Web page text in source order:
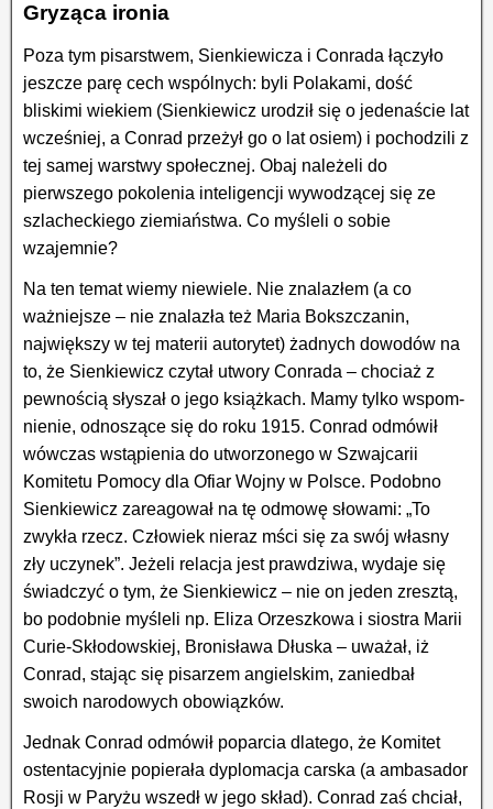
Gryząca ironia
Poza tym pisarstwem, Sienkiewicza i Conrada łączyło
jeszcze parę cech wspólnych: byli Polakami, dość
bliskimi wiekiem (Sienkiewicz urodził się o jedenaście lat
wcześniej, a Conrad przeżył go o lat osiem) i pochodzili z
tej samej warstwy społecznej. Obaj należeli do
pierwszego pokolenia inteligencji wywodzącej się ze
szlacheckiego ziemiaństwa. Co myśleli o sobie
wzajemnie?
Na ten temat wiemy niewiele. Nie znalazłem (a co
ważniejsze – nie znalazła też Maria Bokszczanin,
największy w tej materii autorytet) żadnych dowodów na
to, że Sienkiewicz czytał utwory Conrada – chociaż z
pewnością słyszał o jego książkach. Mamy tylko wspom­
nienie, odnoszące się do roku 1915. Conrad odmówił
wówczas wstąpienia do utworzonego w Szwajcarii
Komitetu Pomocy dla Ofiar Wojny w Polsce. Podobno
Sienkiewicz zareagował na tę odmowę słowami: „To
zwykła rzecz. Człowiek nieraz mści się za swój własny
zły uczynek”. Jeżeli relacja jest prawdziwa, wydaje się
świadczyć o tym, że Sienkiewicz – nie on jeden zresztą,
bo podobnie myśleli np. Eliza Orzeszkowa i siostra Marii
Curie-Skłodowskiej, Bronisława Dłuska – uważał, iż
Conrad, stając się pisarzem angielskim, zaniedbał
swoich narodowych obowiązków.
Jednak Conrad odmówił poparcia dlatego, że Komitet
ostentacyjnie popierała dyplomacja carska (a ambasador
Rosji w Paryżu wszedł w jego skład). Conrad zaś chciał,